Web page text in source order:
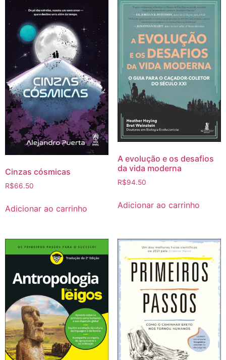
Cinzas cósmicas
R$66.50
Adicionar ao carrinho
A evolução e os desafios
da vida moderna
R$94.50
Adicionar ao carrinho